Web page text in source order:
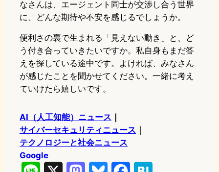
なさんは、エージェント同士が交渉し合う世界
に、どんな期待や不安を感じるでしょうか。
便利さの裏で生まれる「見えない動き」と、ど
う付き合っていきたいですか。私自身もまだ答
えを探している途中です。よければ、みなさん
が感じたことを聞かせてください。一緒に考え
ていけたら嬉しいです。
AI（人工知能）ニュース
サイバーセキュリティニュース
テクノロジーと社会ニュース
Google